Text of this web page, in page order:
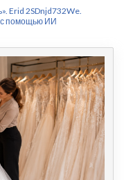
Erid 2SDnjd732We.
с помощью ИИ